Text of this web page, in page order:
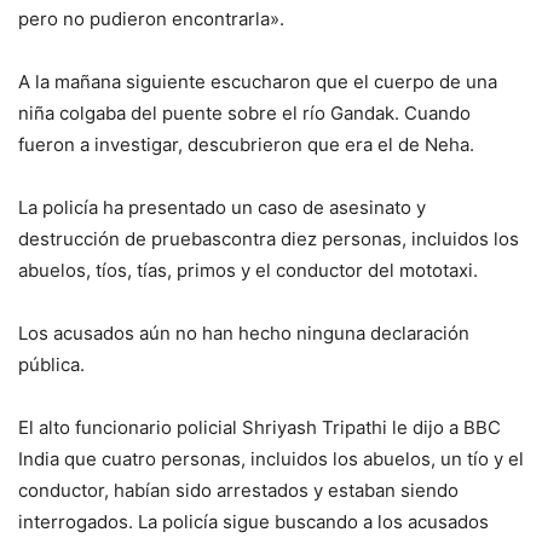
pero no pudieron encontrarla».
A la mañana siguiente escucharon que el cuerpo de una
niña colgaba del puente sobre el río Gandak. Cuando
fueron a investigar, descubrieron que era el de Neha.
La policía ha presentado un caso de asesinato y
destrucción de pruebascontra diez personas, incluidos los
abuelos, tíos, tías, primos y el conductor del mototaxi.
Los acusados aún no han hecho ninguna declaración
pública.
El alto funcionario policial Shriyash Tripathi le dijo a BBC
India que cuatro personas, incluidos los abuelos, un tío y el
conductor, habían sido arrestados y estaban siendo
interrogados. La policía sigue buscando a los acusados